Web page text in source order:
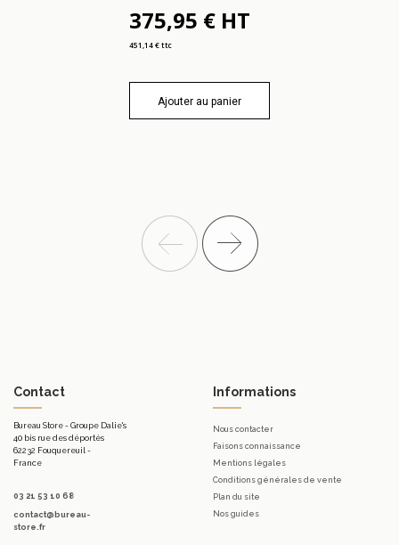
375,95 € HT
451,14 € ttc
Ajouter au panier
Contact
Bureau Store - Groupe Dalie's
40 bis rue des déportés
62232 Fouquereuil -
France
03 21 53 10 68
contact@bureau-
store.fr
Informations
Nous contacter
Faisons connaissance
Mentions légales
Conditions générales de vente
Plan du site
Nos guides